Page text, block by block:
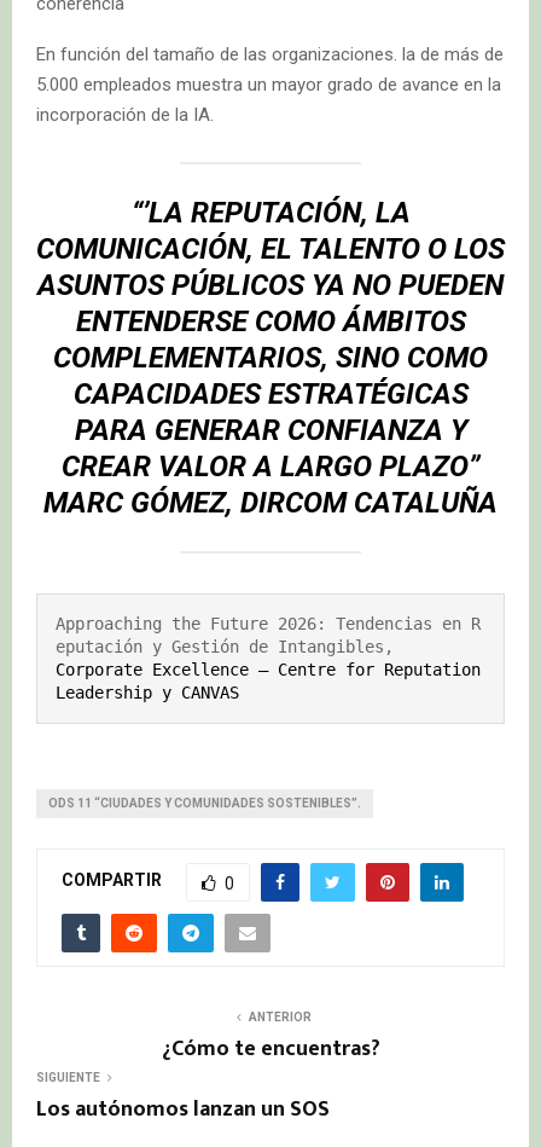
En función del tamaño de las organizaciones. la de más de
5.000 empleados muestra un mayor grado de avance en la
incorporación de la IA.
“’LA REPUTACIÓN, LA
COMUNICACIÓN, EL TALENTO O LOS
ASUNTOS PÚBLICOS YA NO PUEDEN
ENTENDERSE COMO ÁMBITOS
COMPLEMENTARIOS, SINO COMO
CAPACIDADES ESTRATÉGICAS
PARA GENERAR CONFIANZA Y
CREAR VALOR A LARGO PLAZO”
MARC GÓMEZ, DIRCOM CATALUÑA
Approaching the Future 2026: Tendencias en R
Corporate Excellence – Centre for Reputation
Leadership y CANVAS
ODS 11 “CIUDADES Y COMUNIDADES SOSTENIBLES”.
COMPARTIR 0
ANTERIOR
¿Cómo te encuentras?
SIGUIENTE
Los autónomos lanzan un SOS